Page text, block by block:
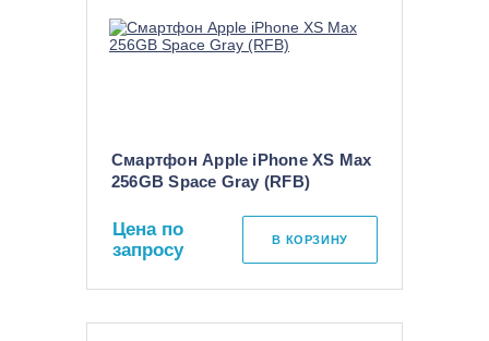
Смартфон Apple iPhone XS Max
256GB Space Gray (RFB)
Цена по
запросу
В КОРЗИНУ